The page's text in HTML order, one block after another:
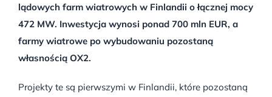
lądowych farm wiatrowych w Finlandii o łącznej mocy
472 MW. Inwestycja wynosi ponad 700 mln EUR, a
farmy wiatrowe po wybudowaniu pozostaną
własnością OX2.
Projekty te są pierwszymi w Finlandii, które pozostaną